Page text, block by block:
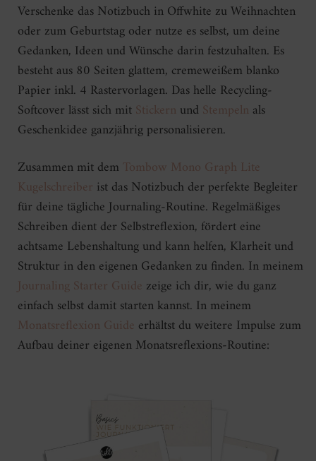
Verschenke das Notizbuch in Offwhite zu Weihnachten
oder zum Geburtstag oder nutze es selbst, um deine
Gedanken, Ideen und Wünsche darin festzuhalten. Es
besteht aus 80 Seiten glattem, cremeweißem blanko
Papier inkl. 4 Rastervorlagen. Das helle Recycling-
Softcover lässt sich mitStickern und Stempeln als
Geschenkidee ganzjährig personalisieren.
Zusammen mit dem Tombow Mono Graph Lite
Kugelschreiber ist das Notizbuch der perfekte Begleiter
für deine tägliche Journaling-Routine. Regelmäßiges
Schreiben dient der Selbstreflexion, fördert eine
achtsame Lebenshaltung und kann helfen, Klarheit und
Struktur in den eigenen Gedanken zu finden. In meinem
Journaling Starter Guide zeige ich dir, wie du ganz
einfach selbst damit starten kannst. In meinem
Monatsreflexion Guide erhältst du weitere Impulse zum
Aufbau deiner eigenen Monatsreflexions-Routine: